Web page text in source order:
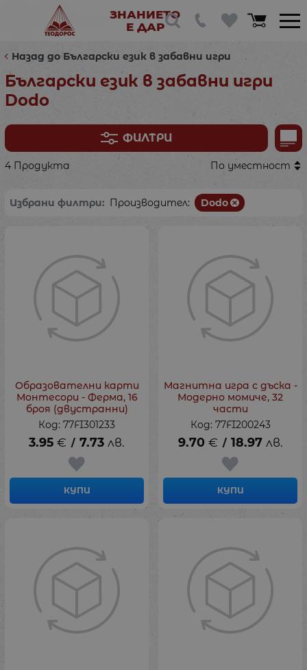
ЗНАНИЕТО
Е ДАР
Назад до Български език в забавни игри
Български език в забавни игри
Dodo
ФИЛТРИ
4 Продукта По уместност
Избрани филтри: Производител: Dodo
Образователни карти
Монтесори - Ферма, 16
броя (двустранни)
Код: 77FI301233
3.95 € / 7.73 лв.
КУПИ
Магнитна игра с дъска -
Модерно момиче, 32
части
Код: 77FI200243
9.70 € / 18.97 лв.
КУПИ